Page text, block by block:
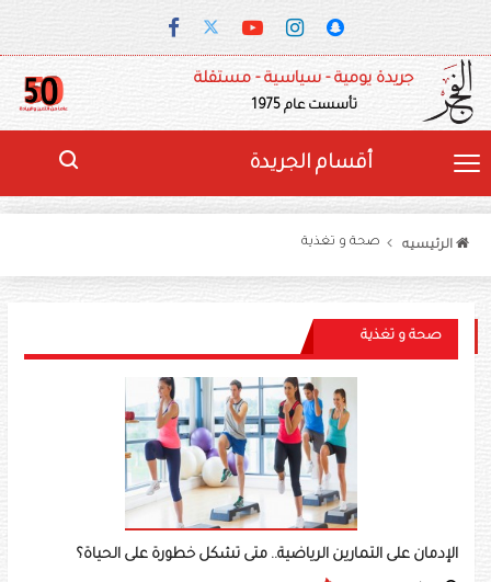
جريدة يومية - سياسية - مستقلة
تأسست عام 1975
أقسام الجريدة
الرئيسيه صحة و تغذية
صحة و تغذية
الإدمان على التمارين الرياضية.. متى تشكل خطورة على الحياة؟